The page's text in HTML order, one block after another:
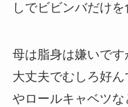
しでビビンバだけを
母は脂身は嫌いで
大丈夫でむしろ好
やロールキャベツ